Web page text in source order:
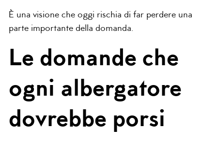
È una visione che oggi rischia di far perdere una
parte importante della domanda.
Le domande che
ogni albergatore
dovrebbe porsi